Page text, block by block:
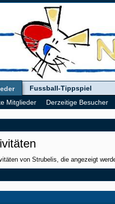
von Strubelis, die angezeigt
Mitglieder Derzeitige Besucher
Fussball-Tippspiel